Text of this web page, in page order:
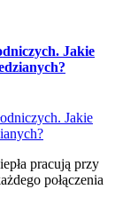
Jakie
pracują przy
połączenia